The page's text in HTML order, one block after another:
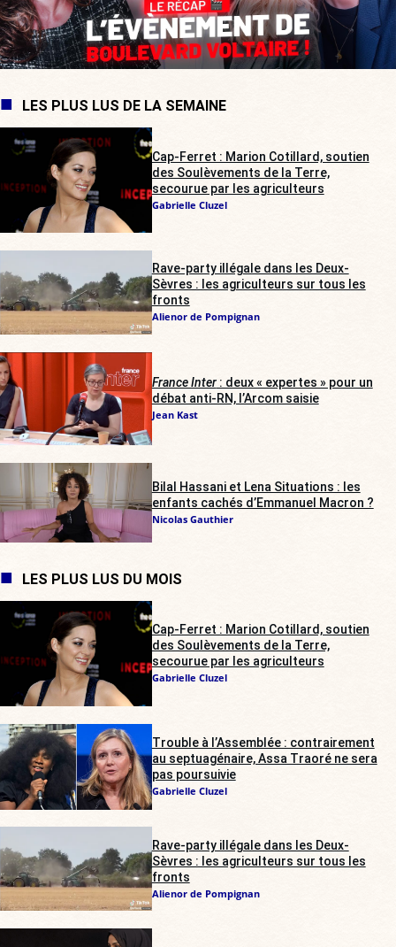
LES PLUS LUS DE LA SEMAINE
Cap-Ferret : Marion Cotillard, soutien
des Soulèvements de la Terre,
secourue par les agriculteurs
Gabrielle Cluzel
Rave-party illégale dans les Deux-
Sèvres : les agriculteurs sur tous les
fronts
Alienor de Pompignan
France Inter: deux « expertes » pour un
débat anti-RN, l’Arcom saisie
Jean Kast
Bilal Hassani et Lena Situations : les
enfants cachés d’Emmanuel Macron ?
Nicolas Gauthier
LES PLUS LUS DU MOIS
Cap-Ferret : Marion Cotillard, soutien
des Soulèvements de la Terre,
secourue par les agriculteurs
Gabrielle Cluzel
Trouble à l’Assemblée : contrairement
au septuagénaire, Assa Traoré ne sera
pas poursuivie
Gabrielle Cluzel
Rave-party illégale dans les Deux-
Sèvres : les agriculteurs sur tous les
fronts
Alienor de Pompignan